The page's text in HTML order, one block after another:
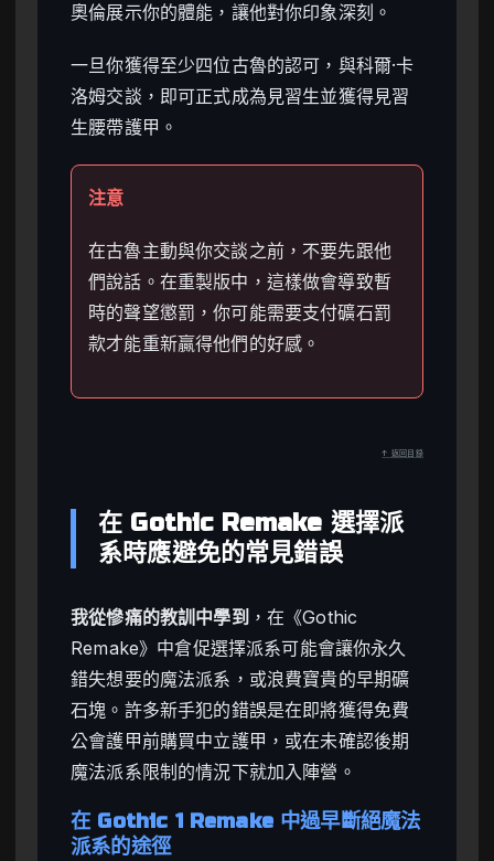
奧倫展示你的體能，讓他對你印象深刻。
一旦你獲得至少四位古魯的認可，與科爾·卡
洛姆交談，即可正式成為見習生並獲得見習
生腰帶護甲。
注意
在古魯主動與你交談之前，不要先跟他
們說話。在重製版中，這樣做會導致暫
時的聲望懲罰，你可能需要支付礦石罰
款才能重新贏得他們的好感。
↑ 返回目錄
在 Gothic Remake 選擇派
系時應避免的常見錯誤
我從慘痛的教訓中學到 ，在《Gothic
Remake》中倉促選擇派系可能會讓你永久
錯失想要的魔法派系，或浪費寶貴的早期礦
石塊。許多新手犯的錯誤是在即將獲得免費
公會護甲前購買中立護甲，或在未確認後期
魔法派系限制的情況下就加入陣營。
在 Gothic 1 Remake 中過早斷絕魔法
派系的途徑